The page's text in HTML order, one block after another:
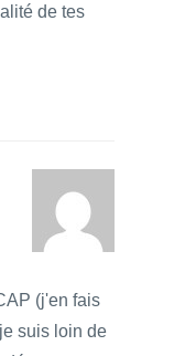
de tes
(j'en fais
suis loin de